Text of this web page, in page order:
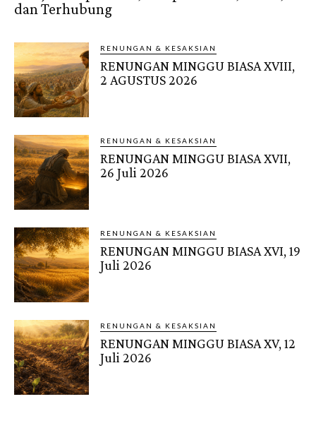
dan Terhubung
RENUNGAN & KESAKSIAN
RENUNGAN MINGGU BIASA XVIII,
2 AGUSTUS 2026
RENUNGAN & KESAKSIAN
RENUNGAN MINGGU BIASA XVII,
26 Juli 2026
RENUNGAN & KESAKSIAN
RENUNGAN MINGGU BIASA XVI, 19
Juli 2026
RENUNGAN & KESAKSIAN
RENUNGAN MINGGU BIASA XV, 12
Juli 2026